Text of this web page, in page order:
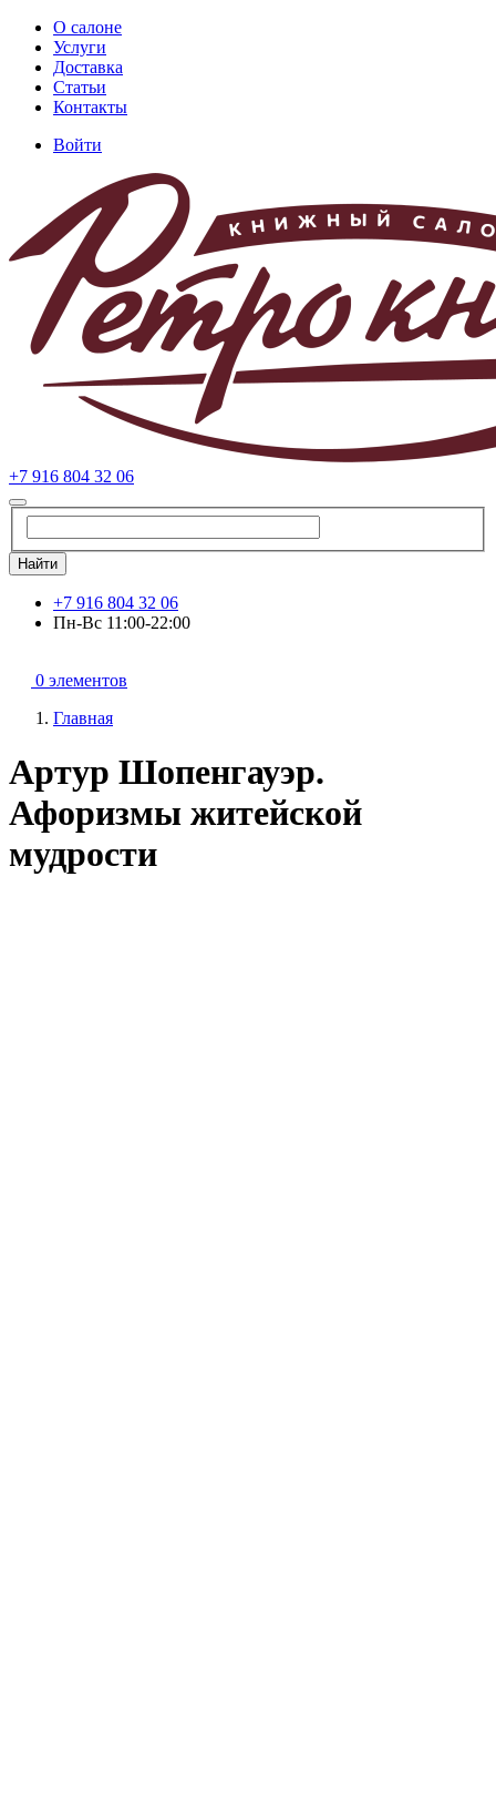
Перейти
основному
содержанию
Основная
навигация
О салоне
Услуги
Доставка
Статьи
Контакты
учётной
записи
пользователя
Войти
+7 916 804 32 06
Найти
+7 916 804 32 06
Пн-Вс 11:00-22:00
0 элементов
Главная
Артур Шопенгауэр.
Афоризмы житейской
мудрости